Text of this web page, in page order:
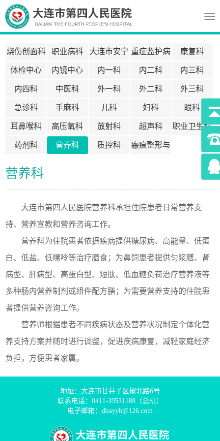
烧伤创面科 职业病科 大连市安宁
疗护中心
重症监护病
房ICU
康复科
体检中心 内镜中心 内一科 内二科 内三科
内四科 中医科 外一科 外二科 外三科
急诊科 手麻科 儿科 妇科 眼科
耳鼻喉科 高压氧科 放射科 超声科 职业卫生科
药剂科 营养科 质控科 瘢痕整形与
营养科
大连市第四人民医院营养科承担住院患者日常营养支
持、营养宣教和营养咨询工作。
营养科为住院患者依据疾病提供糖尿病、高能量、低蛋
白、低盐、低嘌呤等治疗膳食；为鼻饲患者提供匀浆膳、肾
病型、肝病型、高蛋白型、短肽、低血糖负荷治疗营养液等
多种肠内营养制剂或组件配方膳；为需要营养支持的住院患
者提供营养咨询工作。
营养师根据患者不同疾病状态及营养状况制定个体化营
养支持方案并随时进行调整，促进疾病康复，减轻家庭经济
负担，方便患者家属。
地址：大连市甘井子区椒北路6号
联系电话：0411-39531188（总机）
电子邮箱：dlssyyb@126.com